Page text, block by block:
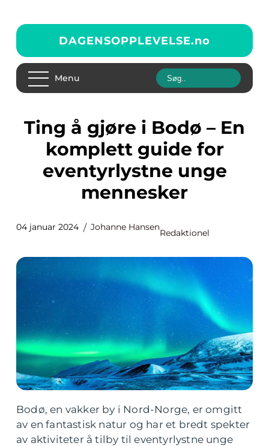
DAGENSOPPLEVELSE.no
Menu
Ting å gjøre i Bodø – En
komplett guide for
eventyrlystne unge
mennesker
04 januar 2024 Johanne Hansen
Redaktionel
Bodø, en vakker by i Nord-Norge, er omgitt
av en fantastisk natur og har et bredt spekter
av aktiviteter å tilby til eventyrlystne unge